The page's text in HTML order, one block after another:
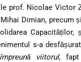
prof. Nicolae Victor
Dimian, precum
Capacităților,
s-a
viitorul, fapt